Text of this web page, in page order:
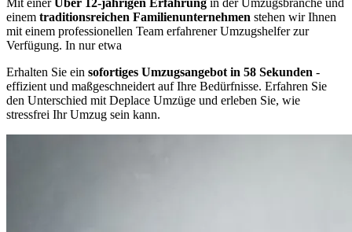
Mit einerÜber 12-jährigen Erfahrung in der Umzugsbranche und
einem traditionsreichen Familienunternehmen stehen wir Ihnen
mit einem professionellen Team erfahrener Umzugshelfer zur
Verfügung. In nur etwa
Erhalten Sie ein sofortiges Umzugsangebot in 58 Sekunden -
effizient und maßgeschneidert auf Ihre Bedürfnisse. Erfahren Sie
den Unterschied mit Deplace Umzüge und erleben Sie, wie
stressfrei Ihr Umzug sein kann.